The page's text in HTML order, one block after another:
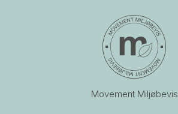
Movement Miljøbevis